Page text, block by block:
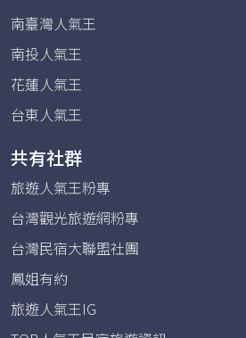
南臺灣人氣王
南投人氣王
花蓮人氣王
台東人氣王
共有社群
旅遊人氣王粉專
台灣觀光旅遊網粉專
台灣民宿大聯盟社團
鳳姐有約
旅遊人氣王IG